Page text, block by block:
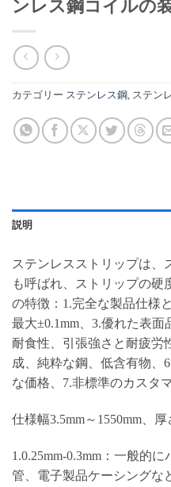
ンレス鋼コイルの
カテゴリー ステンレス鋼, ステン
説明
ステンレスストリップは、
も呼ばれ、ストリップの硬
の特徴：1.完全な製品仕様
最大±0.1mm、3.優れた表
耐食性、引張強さと耐疲労
成、純粋な鋼、低含有物、
な価格、7.非標準のカスタ
仕様幅3.5mm～1550mm、厚
1.0.25mm-0.3mm：一般的
管、電子製品ケーシングな